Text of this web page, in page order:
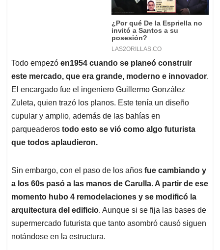
Todo empezó en1954 cuando se planeó construir
este mercado, que era grande, moderno e innovador.
El encargado fue el ingeniero Guillermo González
Zuleta, quien trazó los planos. Este tenía un diseño
cupular y amplio, además de las bahías en
parqueaderos todo esto se vió como algo futurista
que todos aplaudieron.
Sin embargo, con el paso de los años fue cambiando y
a los 60s pasó a las manos de Carulla. A partir de ese
momento hubo 4 remodelaciones y se modificó la
arquitectura del edificio. Aunque si se fija las bases de
supermercado futurista que tanto asombró causó siguen
notándose en la estructura.